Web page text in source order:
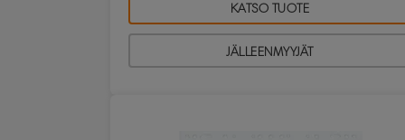
KATSO TUOTE
JÄLLEENMYYJÄT